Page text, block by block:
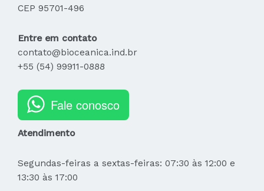
CEP 95701-496
Entre em contato
contato@bioceanica.ind.br
+55 (54) 99911-0888
Fale conosco
Atendimento
Segundas-feiras a sextas-feiras: 07:30 às 12:00 e
13:30 às 17:00